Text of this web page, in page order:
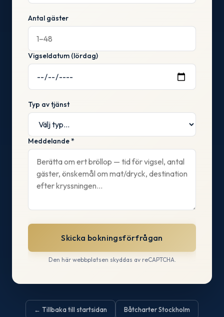
Antal gäster
Vigseldatum (lördag)
Typ av tjänst
Meddelande *
Skicka bokningsförfrågan
Den här webbplatsen skyddas av reCAPTCHA.
← Tillbaka till startsidan Båtcharter Stockholm